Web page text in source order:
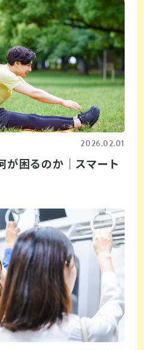
2026.02.01
が困るのか｜スマート